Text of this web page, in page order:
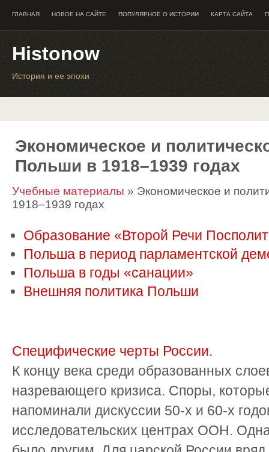
ГЛАВНАЯ НОВОЕ НА САЙТЕ ПОПУЛЯРНОЕ О ИСТОРИИ КАРТА САЙТА
Histonow
История и ее эпохи
Экономическое и
Польши в 1918–1939 годах
Учебные материалы » Экономическое и
1918–1939 годах
Образование «Второй Речи
Польша в период парламентской
Польша в годы «санации»
Внешняя политика Польши
Специфические черты России.
К концу века среди образованных
назревающего кризиса. Споры,
напоминали дискуссии 50-х и 60-х
исследовательских центрах ООН.